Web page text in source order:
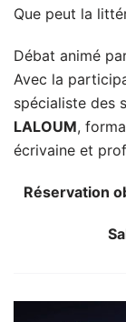
Que peut la
Débat animé
Avec la
spécialiste des
LALOUM,
écrivaine et
Réservation